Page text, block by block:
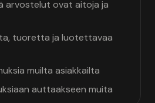
arvostelut ovat aitoja ja
tuoretta ja luotettavaa
muilta asiakkailta
auttaakseen muita